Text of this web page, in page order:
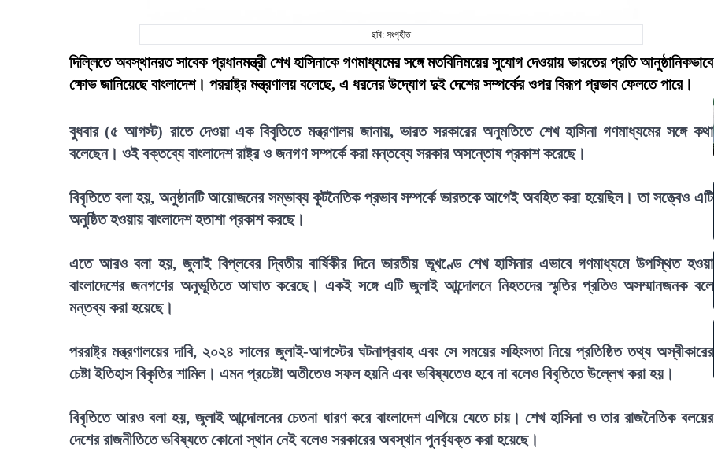
ছবি: সংগৃহীত
দিল্লিতে অবস্থানরত সাবেক প্রধানমন্ত্রী শেখ হাসিনাকে গণমাধ্যমের সঙ্গে মতবিনিময়ের সুযোগ দেওয়ায় ভারতের প্রতি আনুষ্ঠানিকভাবে
ক্ষোভ জানিয়েছে বাংলাদেশ। পররাষ্ট্র মন্ত্রণালয় বলেছে, এ ধরনের উদ্যোগ দুই দেশের সম্পর্কের ওপর বিরূপ প্রভাব ফেলতে পারে।
বুধবার (৫ আগস্ট) রাতে দেওয়া এক বিবৃতিতে মন্ত্রণালয় জানায়, ভারত সরকারের অনুমতিতে শেখ হাসিনা গণমাধ্যমের সঙ্গে কথা
বলেছেন। ওই বক্তব্যে বাংলাদেশ রাষ্ট্র ও জনগণ সম্পর্কে করা মন্তব্যে সরকার অসন্তোষ প্রকাশ করেছে।
বিবৃতিতে বলা হয়, অনুষ্ঠানটি আয়োজনের সম্ভাব্য কূটনৈতিক প্রভাব সম্পর্কে ভারতকে আগেই অবহিত করা হয়েছিল। তা সত্ত্বেও এটি
অনুষ্ঠিত হওয়ায় বাংলাদেশ হতাশা প্রকাশ করছে।
এতে আরও বলা হয়, জুলাই বিপ্লবের দ্বিতীয় বার্ষিকীর দিনে ভারতীয় ভূখণ্ডে শেখ হাসিনার এভাবে গণমাধ্যমে উপস্থিত হওয়া
বাংলাদেশের জনগণের অনুভূতিতে আঘাত করেছে। একই সঙ্গে এটি জুলাই আন্দোলনে নিহতদের স্মৃতির প্রতিও অসম্মানজনক বলে
মন্তব্য করা হয়েছে।
পররাষ্ট্র মন্ত্রণালয়ের দাবি, ২০২৪ সালের জুলাই-আগস্টের ঘটনাপ্রবাহ এবং সে সময়ের সহিংসতা নিয়ে প্রতিষ্ঠিত তথ্য অস্বীকারের
চেষ্টা ইতিহাস বিকৃতির শামিল। এমন প্রচেষ্টা অতীতেও সফল হয়নি এবং ভবিষ্যতেও হবে না বলেও বিবৃতিতে উল্লেখ করা হয়।
বিবৃতিতে আরও বলা হয়, জুলাই আন্দোলনের চেতনা ধারণ করে বাংলাদেশ এগিয়ে যেতে চায়। শেখ হাসিনা ও তার রাজনৈতিক বলয়ের
দেশের রাজনীতিতে ভবিষ্যতে কোনো স্থান নেই বলেও সরকারের অবস্থান পুনর্ব্যক্ত করা হয়েছে।